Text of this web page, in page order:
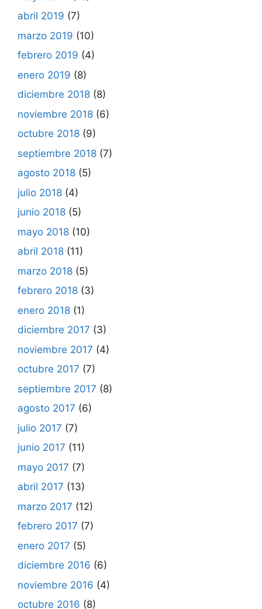
abril 2019 (7)
marzo 2019 (10)
febrero 2019 (4)
enero 2019 (8)
diciembre 2018 (8)
noviembre 2018 (6)
octubre 2018 (9)
septiembre 2018 (7)
agosto 2018 (5)
julio 2018 (4)
junio 2018 (5)
mayo 2018 (10)
abril 2018 (11)
marzo 2018 (5)
febrero 2018 (3)
enero 2018 (1)
diciembre 2017 (3)
noviembre 2017 (4)
octubre 2017 (7)
septiembre 2017 (8)
agosto 2017 (6)
julio 2017 (7)
junio 2017 (11)
mayo 2017 (7)
abril 2017 (13)
marzo 2017 (12)
febrero 2017 (7)
enero 2017 (5)
diciembre 2016 (6)
noviembre 2016 (4)
octubre 2016 (8)